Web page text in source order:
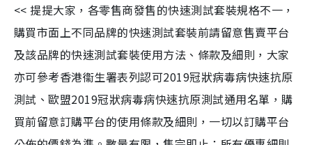
<< 提提大家，各零售商發售的快速測試套裝規格不一，
購買市面上不同品牌的快速測試套裝前請留意售賣平台
及該品牌的快速測試套裝使用方法、條款及細則，大家
亦可參考香港衞生署表列認可2019冠狀病毒病快速抗原
測試、歐盟2019冠狀病毒病快速抗原測試通用名單，購
買前留意訂購平台的使用條款及細則，一切以訂購平台